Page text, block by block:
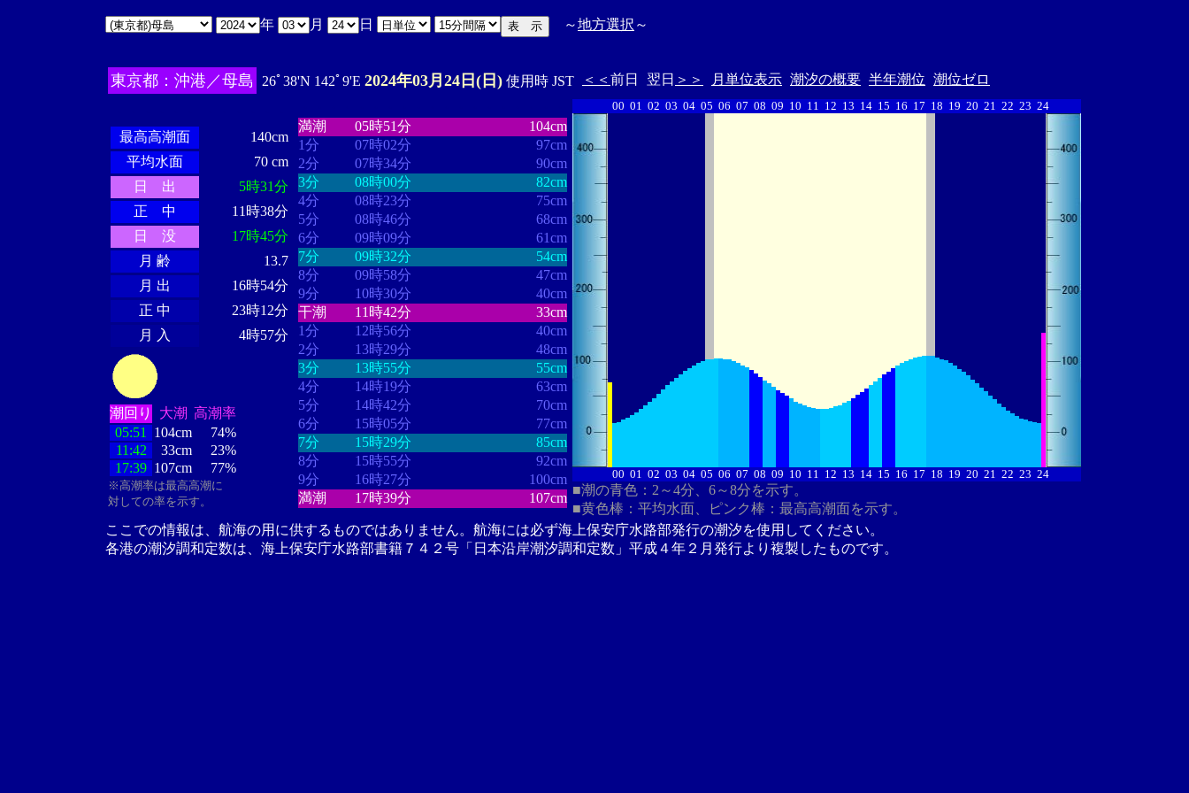
年 月 日 ～地方選択 ～
東京都：沖港／母島 26ﾟ38'N 142ﾟ9'E 2024年03月24日(日) 使用時 JST ＜＜ 前日 翌日 ＞＞ 月単位表示 潮汐の概要 半年潮位 潮位ゼロ
最高高潮面
140cm
平均水面
70 cm
日 出
5時31分
正 中
11時38分
日 没
17時45分
月 齢
13.7
月 出
16時54分
正 中
23時12分
月 入
4時57分
潮回り 大潮 高潮率
05:51
104cm
74%
11:42
33cm
23%
17:39 107cm 77%
※高潮率は最高高潮に
対しての率を示す。
満潮
05時51分
104cm
1分
07時02分
97cm
2分
07時34分
90cm
3分
08時00分
82cm
4分
08時23分
75cm
5分
08時46分
68cm
6分
09時09分
61cm
7分
09時32分
54cm
8分
09時58分
47cm
9分
10時30分
40cm
干潮
11時42分
33cm
1分
12時56分
40cm
2分
13時29分
48cm
3分
13時55分
55cm
4分
14時19分
63cm
5分
14時42分
70cm
6分
15時05分
77cm
7分
15時29分
85cm
8分
15時55分
92cm
9分
16時27分
100cm
満潮
17時39分 107cm
00 01 02 03 04 05 06 07 08 09 10 11 12 13 14 15 16 17 18 19 20 21 22 23 24
00 01 02 03 04 05 06 07 08 09 10 11 12 13 14 15 16 17 18 19 20 21 22 23 24
■潮の青色：2～4分、6～8分を示す。
■黄色棒：平均水面、ピンク棒：最高高潮面を示す。
ここでの情報は、航海の用に供するものではありません。航海には必ず海上保安庁水路部発行の潮汐を使用してください。
各港の潮汐調和定数は、海上保安庁水路部書籍７４２号「日本沿岸潮汐調和定数」平成４年２月発行より複製したものです。